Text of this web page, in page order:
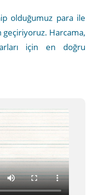
olduğumuz para ile
Harcama,
için en doğru